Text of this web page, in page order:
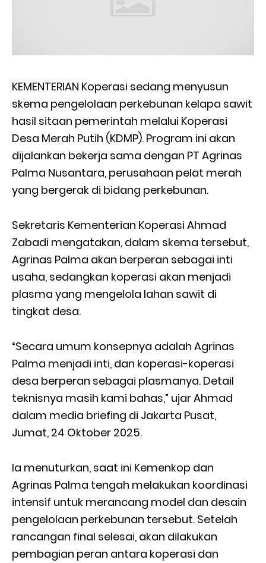
KEMENTERIAN Koperasi sedang menyusun
skema pengelolaan perkebunan kelapa sawit
hasil sitaan pemerintah melalui Koperasi
Desa Merah Putih (KDMP). Program ini akan
dijalankan bekerja sama dengan PT Agrinas
Palma Nusantara, perusahaan pelat merah
yang bergerak di bidang perkebunan.
Sekretaris Kementerian Koperasi Ahmad
Zabadi mengatakan, dalam skema tersebut,
Agrinas Palma akan berperan sebagai inti
usaha, sedangkan koperasi akan menjadi
plasma yang mengelola lahan sawit di
tingkat desa.
“Secara umum konsepnya adalah Agrinas
Palma menjadi inti, dan koperasi-koperasi
desa berperan sebagai plasmanya. Detail
teknisnya masih kami bahas,” ujar Ahmad
dalam media briefing di Jakarta Pusat,
Jumat, 24 Oktober 2025.
Ia menuturkan, saat ini Kemenkop dan
Agrinas Palma tengah melakukan koordinasi
intensif untuk merancang model dan desain
pengelolaan perkebunan tersebut. Setelah
rancangan final selesai, akan dilakukan
pembagian peran antara koperasi dan